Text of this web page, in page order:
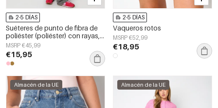
2-5 DÍAS
Suéteres de punto de fibra de
poliéster (poliéster) con rayas,
ropa de otoño/invierno
MSRP €45,99
€15,95
2-5 DÍAS
Vaqueros rotos
MSRP €52,99
€18,95
Almacén de la UE Almacén de la UE